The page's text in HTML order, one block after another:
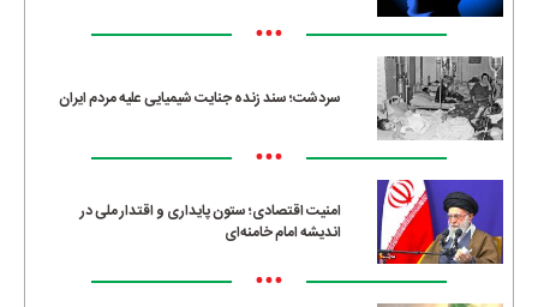
•••
سردشت؛ سند زنده جنایت شیمیایی علیه مردم ایران
•••
امنیت اقتصادی؛ ستون پایداری و اقتدار ملی در
اندیشه امام خامنه‌ای
•••